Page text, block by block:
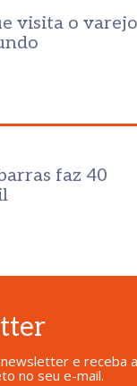
visita o varejo
faz 40
e receba
no seu e-mail.